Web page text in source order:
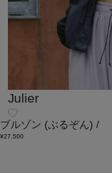
Julier
ブルゾン (ぶるぞん) /
¥27,500